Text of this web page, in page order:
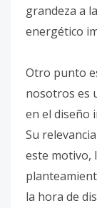
grandeza a
energético
Otro punto
nosotros es
en el diseño
Su
este motivo,
la hora de